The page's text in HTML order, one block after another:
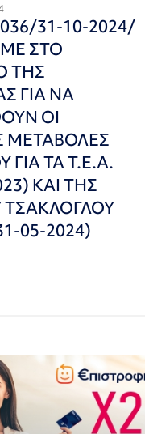
036/31-10-2024/
ΣΤΟ
ΤΗΣ
ΓΙΑ ΝΑ
ΟΙ
ΜΕΤΑΒΟΛΕΣ
ΤΑ Τ.Ε.Α.
ΚΑΙ ΤΗΣ
ΤΣΑΚΛΟΓΛΟΥ
05-2024)